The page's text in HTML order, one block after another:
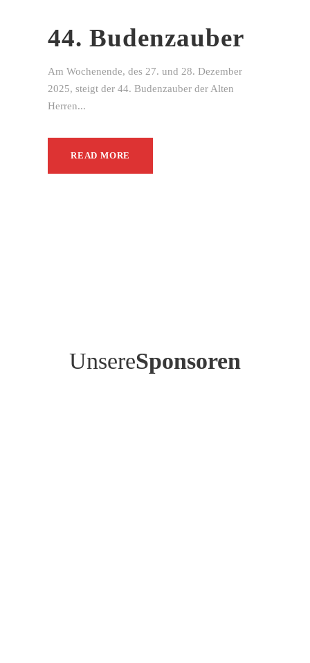
44. Budenzauber
Am Wochenende, des 27. und 28. Dezember
2025, steigt der 44. Budenzauber der Alten
Herren...
READ MORE
UnsereSponsoren